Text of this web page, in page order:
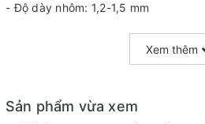
- Độ dày nhôm: 1,2-1,5 mm
Xem thêm
Sản phẩm vừa xem